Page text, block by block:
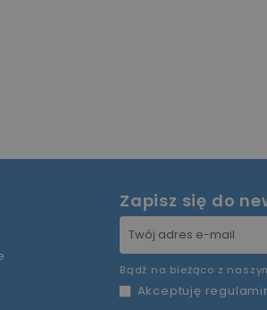
Zapisz się do
Bądź na bieżąco z
Akceptuję